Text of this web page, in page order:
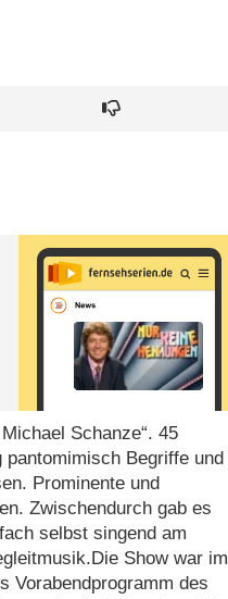
Schanze“. 45
pantomimisch Begriffe und
Prominente und
Zwischendurch gab es
selbst singend am
Show war im
Vorabendprogramm des